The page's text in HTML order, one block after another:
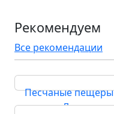
Рекомендуем
Все рекомендации
Песчаные пещеры
на реке Лочкина